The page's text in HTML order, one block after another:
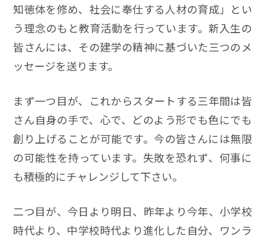
知徳体を修め、社会に奉仕する人材の育成」とい
う理念のもと教育活動を行っています。新入生の
皆さんには、その建学の精神に基づいた三つのメ
ッセージを送ります。
まず一つ目が、これからスタートする三年間は皆
さん自身の手で、心で、どのよう形でも色にでも
創り上げることが可能です。今の皆さんには無限
の可能性を持っています。失敗を恐れず、何事に
も積極的にチャレンジして下さい。
二つ目が、今日より明日、昨年より今年、小学校
時代より、中学校時代より進化した自分、ワンラ